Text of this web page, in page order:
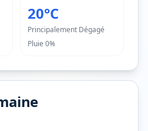
20°C
Principalement Dégagé
Pluie 0%